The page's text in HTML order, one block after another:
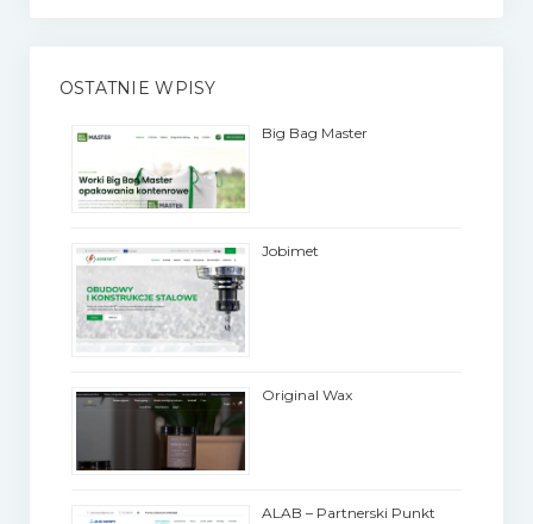
OSTATNIE WPISY
Big Bag Master
Jobimet
Original Wax
ALAB – Partnerski Punkt